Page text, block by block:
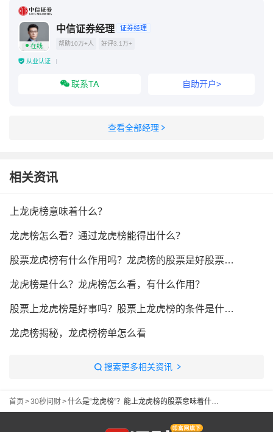
在线
中信证券经理 证券经理
帮助10万+人 好评3.1万+
从业认证
联系TA 自助开户>
查看全部经理
相关资讯
上龙虎榜意味着什么？
龙虎榜怎么看？通过龙虎榜能得出什么？
股票龙虎榜有什么作用吗？龙虎榜的股票是好股票吗？
龙虎榜是什么？龙虎榜怎么看，有什么作用？
股票上龙虎榜是好事吗？股票上龙虎榜的条件是什么？
龙虎榜揭秘，龙虎榜榜单怎么看
搜索更多相关资讯
首页 >30秒问财> 什么是“龙虎榜”？能上龙虎榜的股票意味着什么？